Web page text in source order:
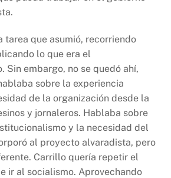
tarea que asumió, recorriendo
lo que era el
Sin embargo, no se quedó ahí,
sobre la experiencia
de la organización desde la
y jornaleros. Hablaba sobre
y la necesidad del
al proyecto alvaradista, pero
Carrillo quería repetir el
ir al socialismo. Aprovechando